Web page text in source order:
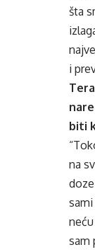
šta
i
biti
na
sami
sam